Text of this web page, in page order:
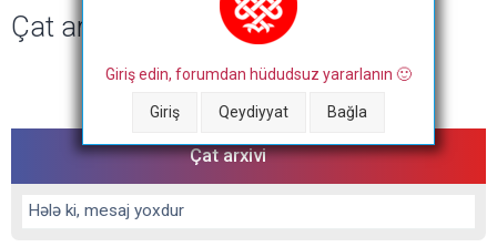
Giriş edin, forumdan hüdudsuz yararlanın 🙂
Giriş Qeydiyyat Bağla
Çat arxivi
Cəmi mesajlar:0•1. səhifə (Cəmi1 səhifə)
Çat arxivi
Hələ ki, mesaj yoxdur